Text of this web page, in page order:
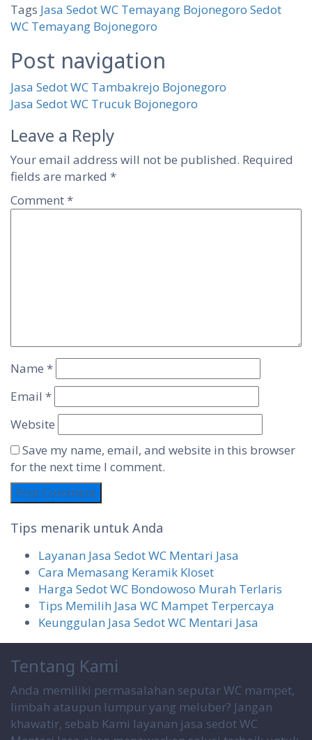
Tags Jasa Sedot WC Temayang Bojonegoro Sedot
WC Temayang Bojonegoro
Post navigation
Jasa Sedot WC Tambakrejo Bojonegoro
Jasa Sedot WC Trucuk Bojonegoro
Leave a Reply
Your email address will not be published. Required
fields are marked *
Comment*
Name *
Email *
Website
Save my name, email, and website in this browser
for the next time I comment.
Tips menarik untuk Anda
Layanan Jasa Sedot WC Mentari Jasa
Cara Memasang Keramik Kloset
Harga Sedot WC Bondowoso Murah Terlaris
Tips Memilih Jasa WC Mampet Terpercaya
Keunggulan Jasa Sedot WC Mentari Jasa
Tentang Kami
Anda memiliki permasalahan seputar WC mampet,
limbah ataupun lumpur yang meluber? Jangan
khawatir, sebab Kami layanan jasa sedot WC